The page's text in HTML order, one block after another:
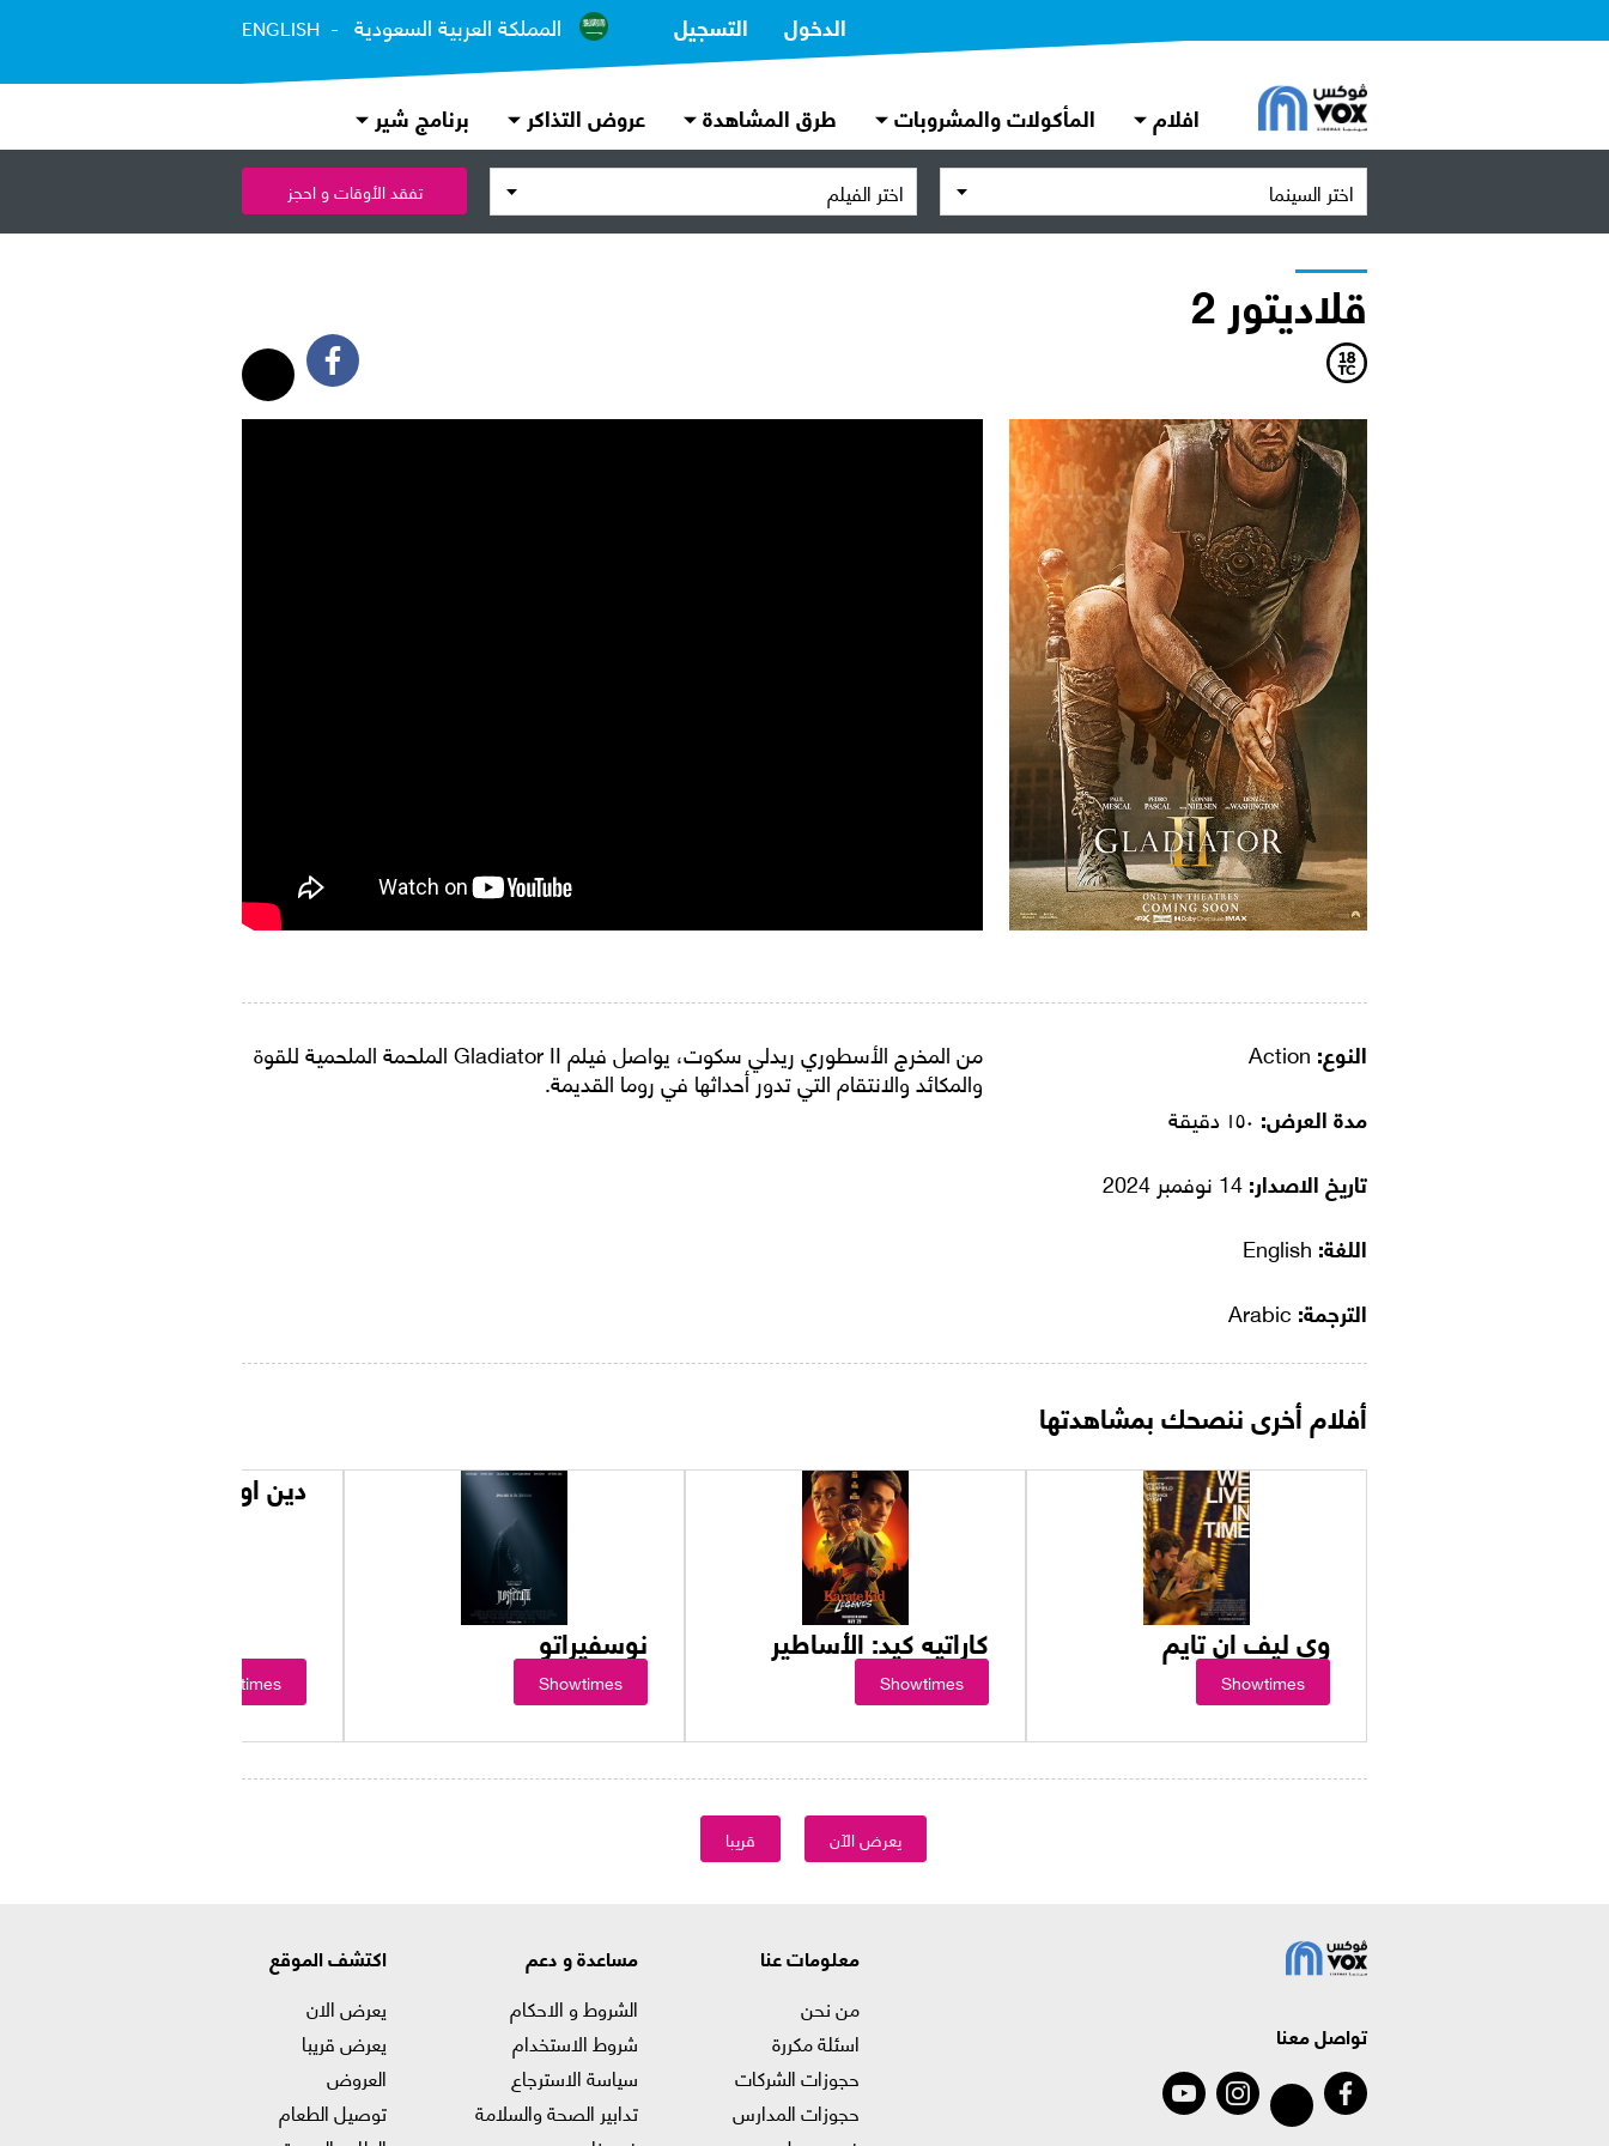
الدخول التسجيل المملكة العربية السعودية ENGLISH
افلام المأكولات والمشروبات طرق المشاهدة عروض التذاكر برنامج شير
اختر السينما اختر الفيلم تفقد الأوقات و احجز
قلاديتور 2
النوع:
مدة العرض:
تاريخ الاصدار:
اللغة:
الترجمة:
من المخرج الأسطوري ريدلي سكوت، يواصل فيلم Gladiator II الملحمة الملحمية للقوة
والمكائد والانتقام التي تدور أحداثها في روما القديمة.
أفلام أخرى ننصحك بمشاهدتها
وي ليف ان تايم
Showtimes
كاراتيه كيد: الأساطير
Showtimes
نوسفيراتو
Showtimes
دين اوف ثيفز 2: بانثيرا
Showtimes
يعرض الآن قريبا
تواصل معنا
معلومات عنا
من نحن
اسئلة مكررة
حجوزات الشركات
حجوزات المدارس
مساعدة و دعم
الشروط و الاحكام
شروط الاستخدام
سياسة الاسترجاع
تدابير الصحة والسلامة
اكتشف الموقع
يعرض الان
يعرض قريبا
العروض
توصيل الطعام